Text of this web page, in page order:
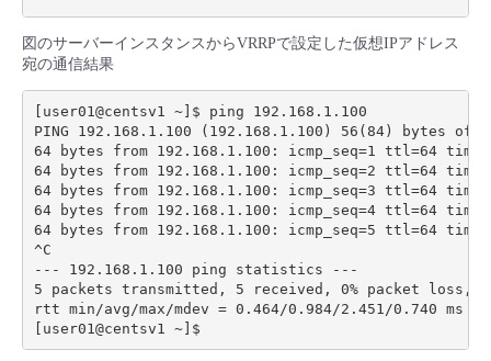
図のサーバーインスタンスからVRRPで設定した仮想IPアドレス
宛の通信結果
[user01@centsv1 ~]$ ping 192.168.1.100
PING 192.168.1.100 (192.168.1.100) 56(84) bytes of
64 bytes from 192.168.1.100: icmp_seq=1 ttl=64
64 bytes from 192.168.1.100: icmp_seq=2 ttl=64
64 bytes from 192.168.1.100: icmp_seq=3 ttl=64
64 bytes from 192.168.1.100: icmp_seq=4 ttl=64
64 bytes from 192.168.1.100: icmp_seq=5 ttl=64
^C
--- 192.168.1.100 ping statistics ---
5 packets transmitted, 5 received, 0% packet loss,
rtt min/avg/max/mdev = 0.464/0.984/2.451/0.740 ms